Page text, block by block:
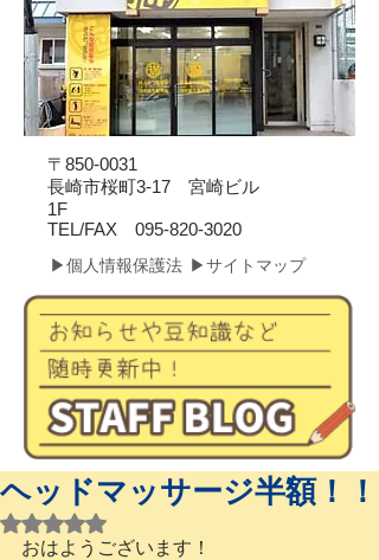
〒850-0031
長崎市桜町3-17 宮崎ビル
1F
​TEL/FAX 095-820-3020
▶個人情報保護法 ▶サイトマップ
ヘッドマッサージ半額！！
5つ星のうちNaNと評価されています。
おはようございます！